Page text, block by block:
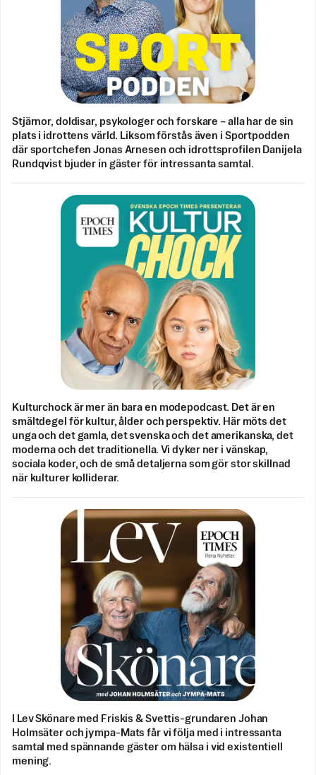
Stjärnor, doldisar, psykologer och forskare – alla har de sin
plats i idrottens värld. Liksom förstås även i Sportpodden
där sportchefen Jonas Arnesen och idrottsprofilen Danijela
Rundqvist bjuder in gäster för intressanta samtal.
Kulturchock är mer än bara en modepodcast. Det är en
smältdegel för kultur, ålder och perspektiv. Här möts det
unga och det gamla, det svenska och det amerikanska, det
moderna och det traditionella. Vi dyker ner i vänskap,
sociala koder, och de små detaljerna som gör stor skillnad
när kulturer kolliderar.
I Lev Skönare med Friskis & Svettis-grundaren Johan
Holmsäter och jympa-Mats får vi följa med i intressanta
samtal med spännande gäster om hälsa i vid existentiell
mening.